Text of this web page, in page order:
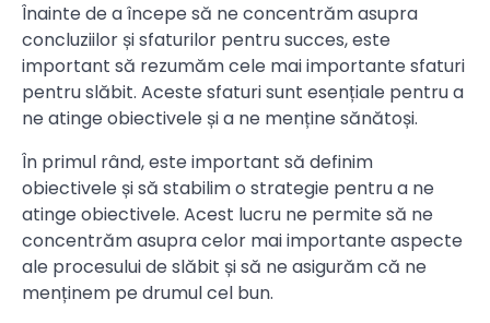
Înainte de a începe să ne concentrăm asupra
concluziilor și sfaturilor pentru succes, este
important să rezumăm cele mai importante sfaturi
pentru slăbit. Aceste sfaturi sunt esențiale pentru a
ne atinge obiectivele și a ne menține sănătoși.
În primul rând, este important să definim
obiectivele și să stabilim o strategie pentru a ne
atinge obiectivele. Acest lucru ne permite să ne
concentrăm asupra celor mai importante aspecte
ale procesului de slăbit și să ne asigurăm că ne
menținem pe drumul cel bun.